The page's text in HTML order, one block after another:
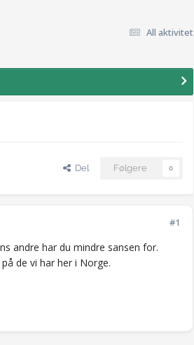
All aktivitet
Del Følgere 0
#1
andre har du mindre sansen for.
de vi har her i Norge.